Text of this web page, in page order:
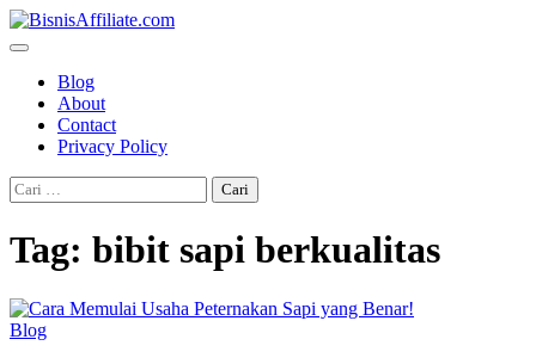
Skip
to
Blog
About
Contact
Privacy Policy
Cari
untuk:
Tag: bibit sapi berkualitas
Blog